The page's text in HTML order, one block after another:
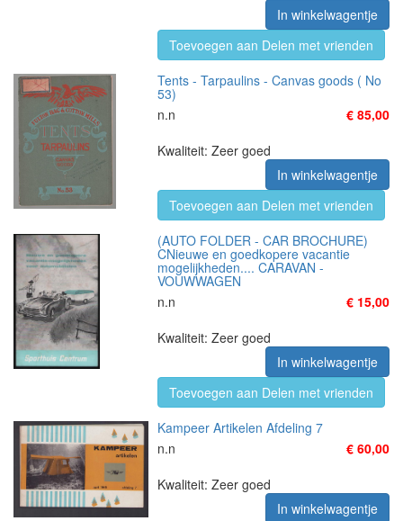
In winkelwagentje
Toevoegen aan Delen met vrienden
Tents - Tarpaulins - Canvas goods ( No
53)
n.n
€ 85,00
Kwaliteit: Zeer goed
In winkelwagentje
Toevoegen aan Delen met vrienden
(AUTO FOLDER - CAR BROCHURE)
CNieuwe en goedkopere vacantie
mogelijkheden.... CARAVAN -
VOUWWAGEN
n.n
€ 15,00
Kwaliteit: Zeer goed
In winkelwagentje
Toevoegen aan Delen met vrienden
Kampeer Artikelen Afdeling 7
n.n
€ 60,00
Kwaliteit: Zeer goed
In winkelwagentje